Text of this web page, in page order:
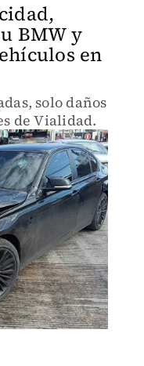
BMW y
en
solo daños
de Vialidad.